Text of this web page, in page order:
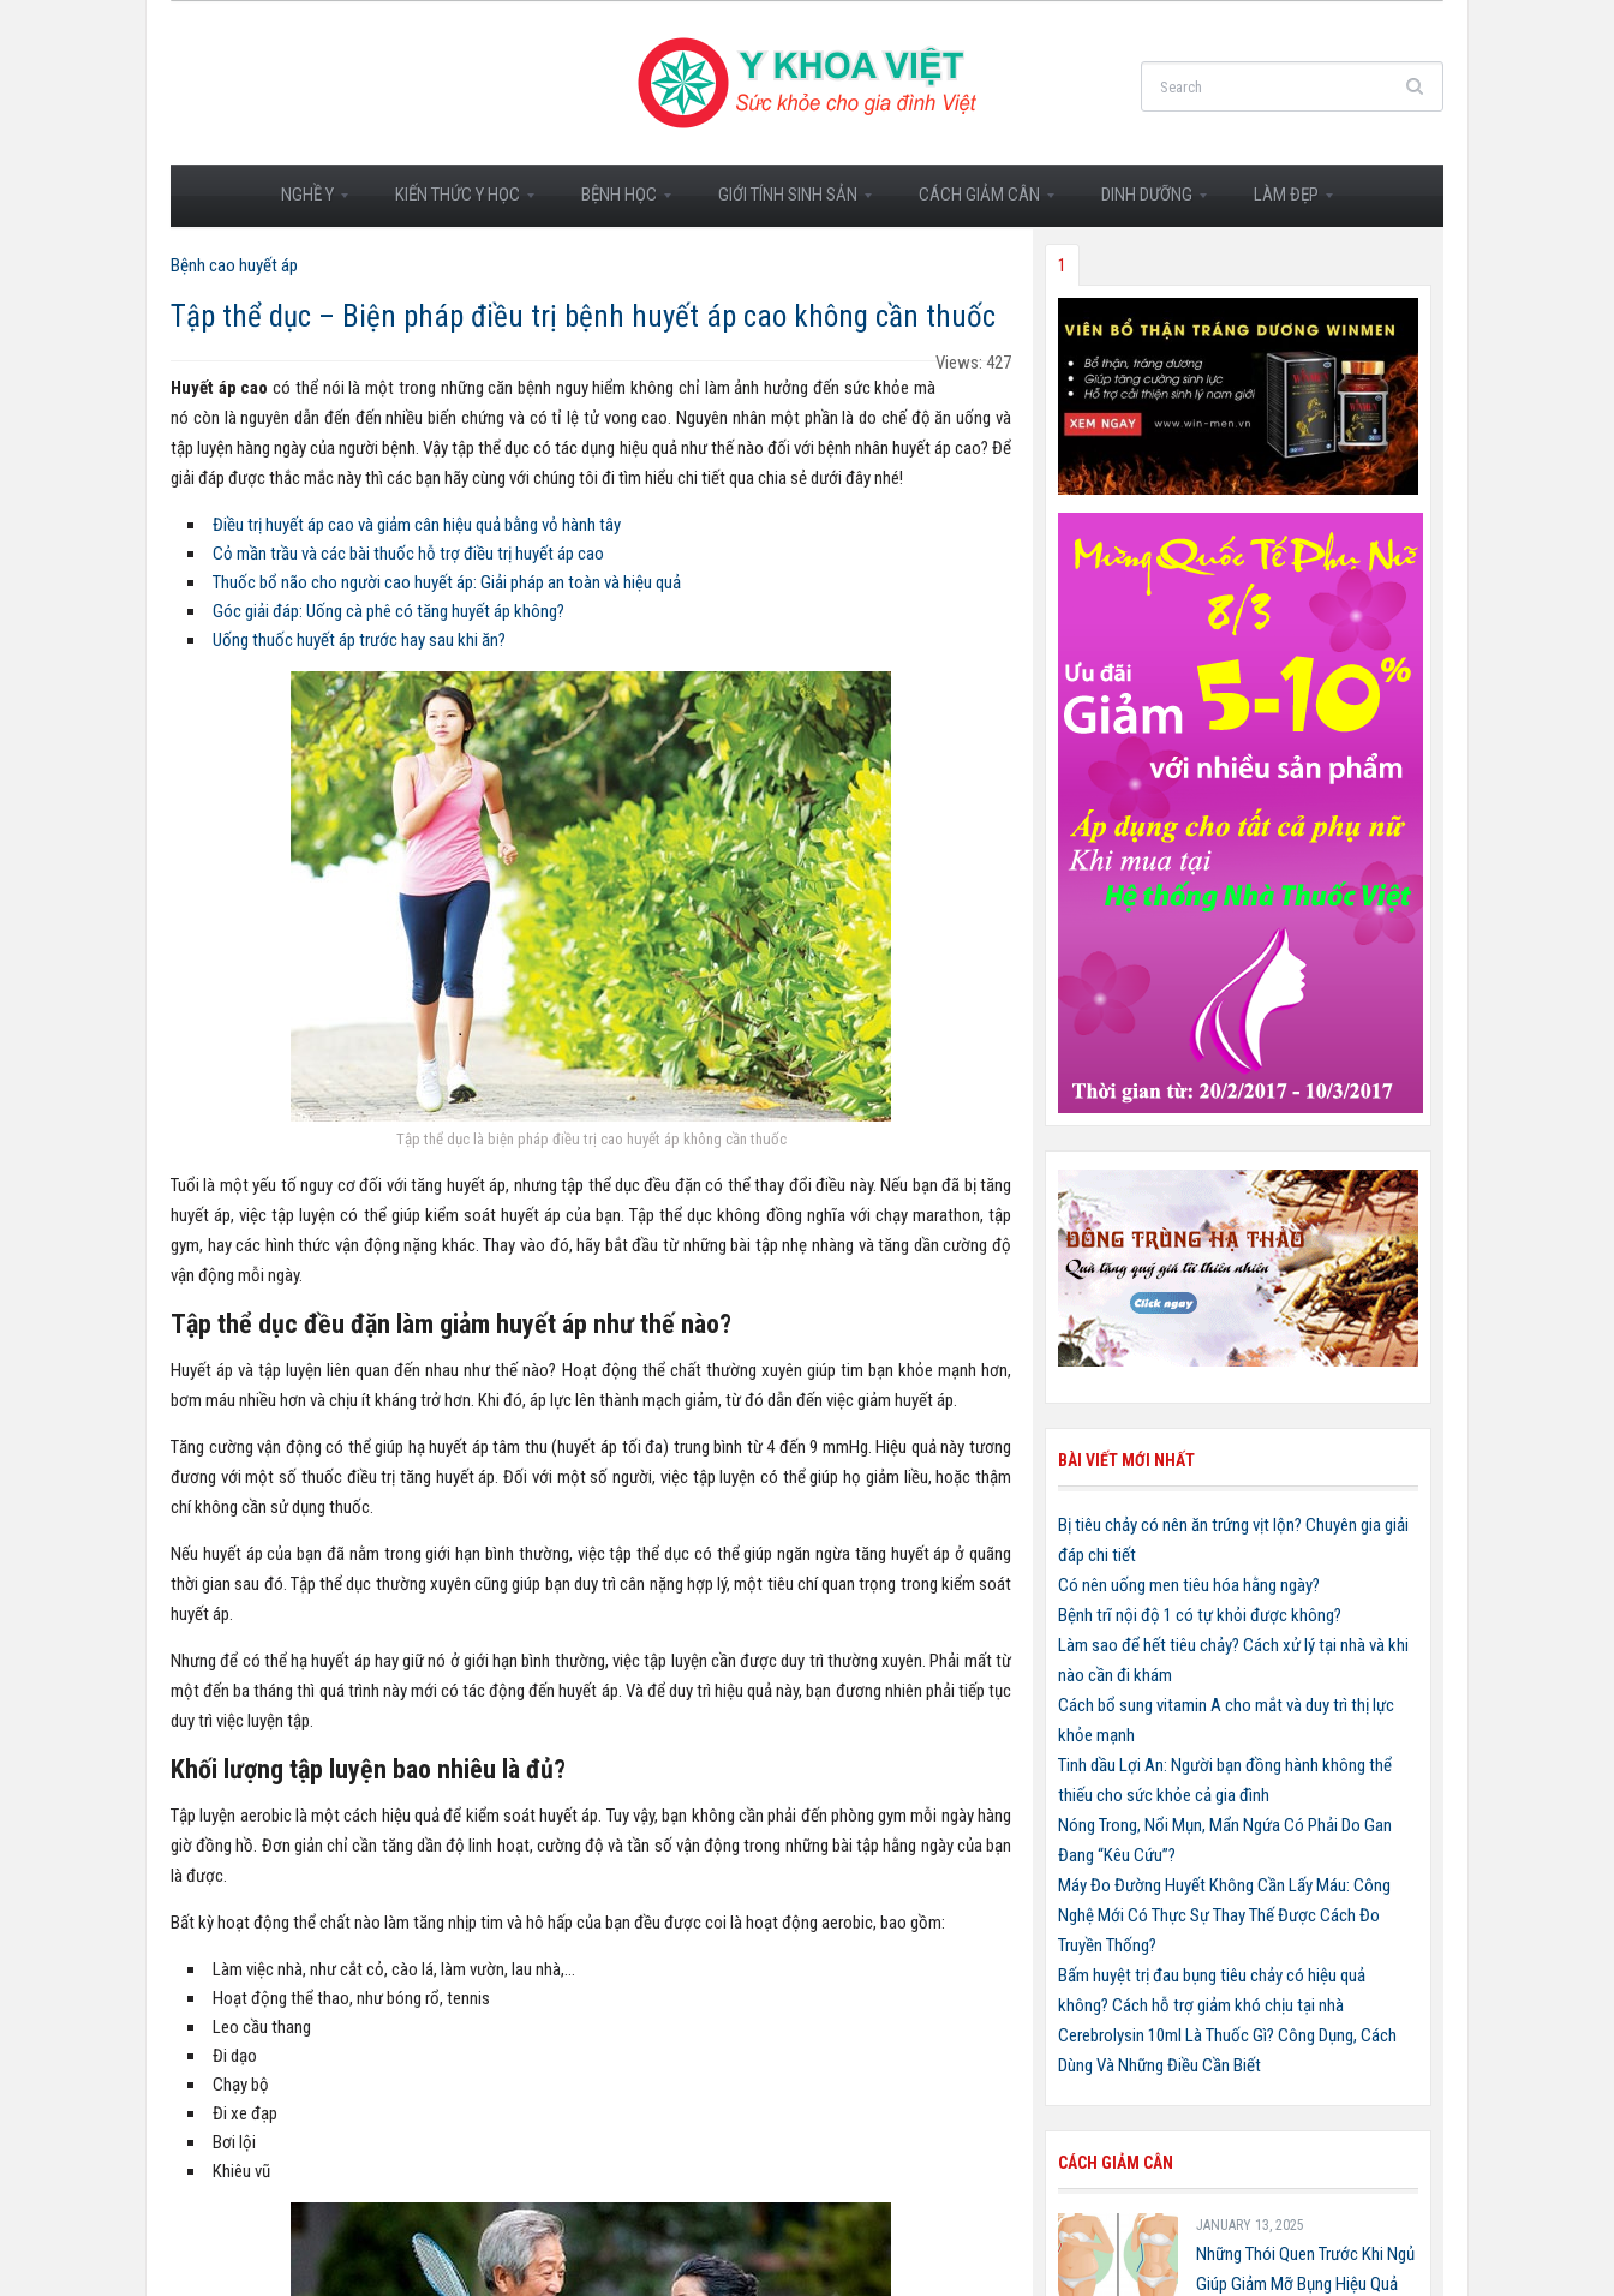
NGHỀ Y KIẾN THỨC Y HỌC BỆNH HỌC GIỚI TÍNH SINH SẢN CÁCH GIẢM CÂN DINH DƯỠNG LÀM ĐẸP
Bệnh cao huyết áp
Tập thể dục – Biện pháp điều trị bệnh huyết áp cao không cần thuốc
Views: 427
Huyết áp cao có thể nói là một trong những căn bệnh nguy hiểm không chỉ làm ảnh hưởng đến sức khỏe mà
nó còn là nguyên dẫn đến đến nhiều biến chứng và có tỉ lệ tử vong cao. Nguyên nhân một phần là do chế độ ăn uống và
tập luyện hàng ngày của người bệnh. Vậy tập thể dục có tác dụng hiệu quả như thế nào đối với bệnh nhân huyết áp cao? Để
giải đáp được thắc mắc này thì các bạn hãy cùng với chúng tôi đi tìm hiểu chi tiết qua chia sẻ dưới đây nhé!
Điều trị huyết áp cao và giảm cân hiệu quả bằng vỏ hành tây
Cỏ mần trầu và các bài thuốc hỗ trợ điều trị huyết áp cao
Thuốc bổ não cho người cao huyết áp: Giải pháp an toàn và hiệu quả
Góc giải đáp: Uống cà phê có tăng huyết áp không?
Uống thuốc huyết áp trước hay sau khi ăn?
Tập thể dục là biện pháp điều trị cao huyết áp không cần thuốc
Tuổi là một yếu tố nguy cơ đối với tăng huyết áp, nhưng tập thể dục đều đặn có thể thay đổi điều này. Nếu bạn đã bị tăng
huyết áp, việc tập luyện có thể giúp kiểm soát huyết áp của bạn. Tập thể dục không đồng nghĩa với chạy marathon, tập
gym, hay các hình thức vận động nặng khác. Thay vào đó, hãy bắt đầu từ những bài tập nhẹ nhàng và tăng dần cường độ
vận động mỗi ngày.
Tập thể dục đều đặn làm giảm huyết áp như thế nào?
Huyết áp và tập luyện liên quan đến nhau như thế nào? Hoạt động thể chất thường xuyên giúp tim bạn khỏe mạnh hơn,
bơm máu nhiều hơn và chịu ít kháng trở hơn. Khi đó, áp lực lên thành mạch giảm, từ đó dẫn đến việc giảm huyết áp.
Tăng cường vận động có thể giúp hạ huyết áp tâm thu (huyết áp tối đa) trung bình từ 4 đến 9 mmHg. Hiệu quả này tương
đương với một số thuốc điều trị tăng huyết áp. Đối với một số người, việc tập luyện có thể giúp họ giảm liều, hoặc thậm
chí không cần sử dụng thuốc.
Nếu huyết áp của bạn đã nằm trong giới hạn bình thường, việc tập thể dục có thể giúp ngăn ngừa tăng huyết áp ở quãng
thời gian sau đó. Tập thể dục thường xuyên cũng giúp bạn duy trì cân nặng hợp lý, một tiêu chí quan trọng trong kiểm soát
huyết áp.
Nhưng để có thể hạ huyết áp hay giữ nó ở giới hạn bình thường, việc tập luyện cần được duy trì thường xuyên. Phải mất từ
một đến ba tháng thì quá trình này mới có tác động đến huyết áp. Và để duy trì hiệu quả này, bạn đương nhiên phải tiếp tục
duy trì việc luyện tập.
Khối lượng tập luyện bao nhiêu là đủ?
Tập luyện aerobic là một cách hiệu quả để kiểm soát huyết áp. Tuy vậy, bạn không cần phải đến phòng gym mỗi ngày hàng
giờ đồng hồ. Đơn giản chỉ cần tăng dần độ linh hoạt, cường độ và tần số vận động trong những bài tập hằng ngày của bạn
là được.
Bất kỳ hoạt động thể chất nào làm tăng nhịp tim và hô hấp của bạn đều được coi là hoạt động aerobic, bao gồm:
Làm việc nhà, như cắt cỏ, cào lá, làm vườn, lau nhà,…
Hoạt động thể thao, như bóng rổ, tennis
Leo cầu thang
Đi dạo
Chạy bộ
Đi xe đạp
Bơi lội
Khiêu vũ
1
BÀI VIẾT MỚI NHẤT
Bị tiêu chảy có nên ăn trứng vịt lộn? Chuyên gia giải
đáp chi tiết
Có nên uống men tiêu hóa hằng ngày?
Bệnh trĩ nội độ 1 có tự khỏi được không?
Làm sao để hết tiêu chảy? Cách xử lý tại nhà và khi
nào cần đi khám
Cách bổ sung vitamin A cho mắt và duy trì thị lực
khỏe mạnh
Tinh dầu Lợi An: Người bạn đồng hành không thể
thiếu cho sức khỏe cả gia đình
Nóng Trong, Nổi Mụn, Mẩn Ngứa Có Phải Do Gan
Đang “Kêu Cứu”?
Máy Đo Đường Huyết Không Cần Lấy Máu: Công
Nghệ Mới Có Thực Sự Thay Thế Được Cách Đo
Truyền Thống?
Bấm huyệt trị đau bụng tiêu chảy có hiệu quả
không? Cách hỗ trợ giảm khó chịu tại nhà
Cerebrolysin 10ml Là Thuốc Gì? Công Dụng, Cách
Dùng Và Những Điều Cần Biết
CÁCH GIẢM CÂN
JANUARY 13, 2025
Những Thói Quen Trước Khi Ngủ
Giúp Giảm Mỡ Bụng Hiệu Quả